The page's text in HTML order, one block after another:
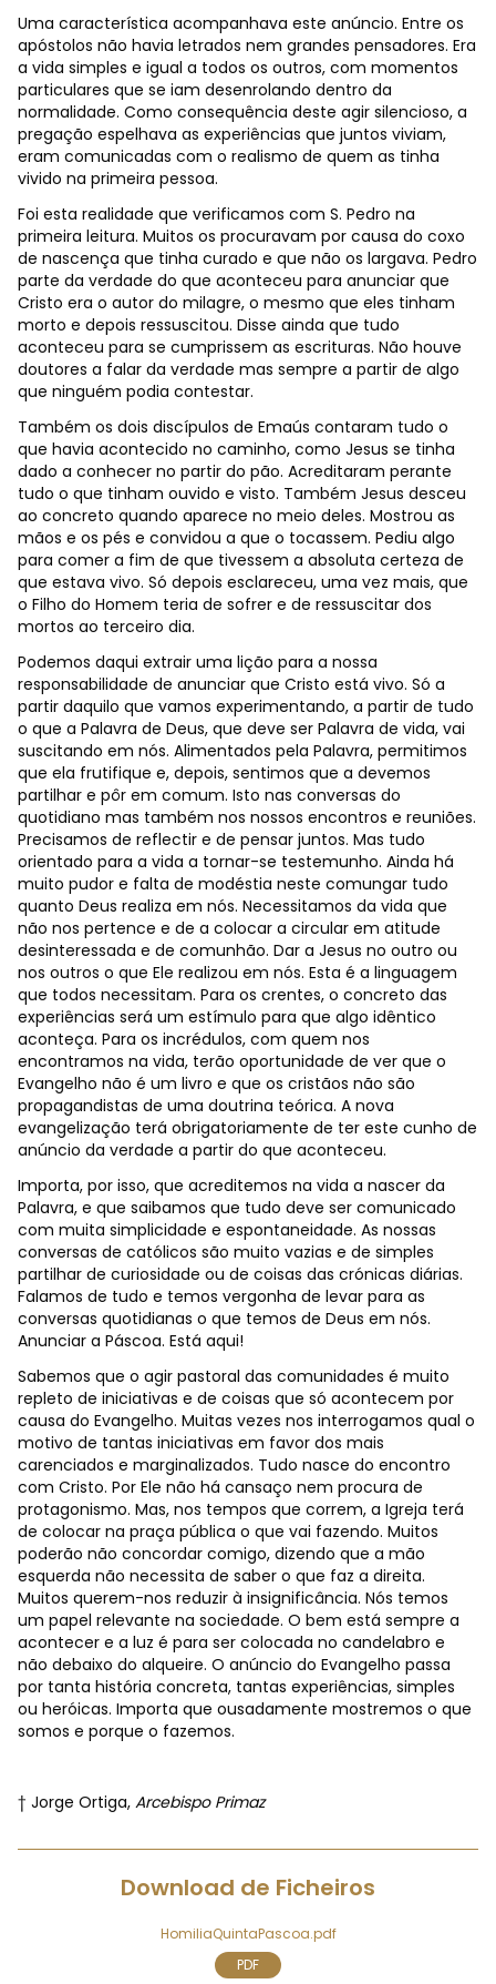
Uma característica acompanhava este anúncio. Entre os
apóstolos não havia letrados nem grandes pensadores. Era
a vida simples e igual a todos os outros, com momentos
particulares que se iam desenrolando dentro da
normalidade. Como consequência deste agir silencioso, a
pregação espelhava as experiências que juntos viviam,
eram comunicadas com o realismo de quem as tinha
vivido na primeira pessoa.
Foi esta realidade que verificamos com S. Pedro na
primeira leitura. Muitos os procuravam por causa do coxo
de nascença que tinha curado e que não os largava. Pedro
parte da verdade do que aconteceu para anunciar que
Cristo era o autor do milagre, o mesmo que eles tinham
morto e depois ressuscitou. Disse ainda que tudo
aconteceu para se cumprissem as escrituras. Não houve
doutores a falar da verdade mas sempre a partir de algo
que ninguém podia contestar.
Também os dois discípulos de Emaús contaram tudo o
que havia acontecido no caminho, como Jesus se tinha
dado a conhecer no partir do pão. Acreditaram perante
tudo o que tinham ouvido e visto. Também Jesus desceu
ao concreto quando aparece no meio deles. Mostrou as
mãos e os pés e convidou a que o tocassem. Pediu algo
para comer a fim de que tivessem a absoluta certeza de
que estava vivo. Só depois esclareceu, uma vez mais, que
o Filho do Homem teria de sofrer e de ressuscitar dos
mortos ao terceiro dia.
Podemos daqui extrair uma lição para a nossa
responsabilidade de anunciar que Cristo está vivo. Só a
partir daquilo que vamos experimentando, a partir de tudo
o que a Palavra de Deus, que deve ser Palavra de vida, vai
suscitando em nós. Alimentados pela Palavra, permitimos
que ela frutifique e, depois, sentimos que a devemos
partilhar e pôr em comum. Isto nas conversas do
quotidiano mas também nos nossos encontros e reuniões.
Precisamos de reflectir e de pensar juntos. Mas tudo
orientado para a vida a tornar-se testemunho. Ainda há
muito pudor e falta de modéstia neste comungar tudo
quanto Deus realiza em nós. Necessitamos da vida que
não nos pertence e de a colocar a circular em atitude
desinteressada e de comunhão. Dar a Jesus no outro ou
nos outros o que Ele realizou em nós. Esta é a linguagem
que todos necessitam. Para os crentes, o concreto das
experiências será um estímulo para que algo idêntico
aconteça. Para os incrédulos, com quem nos
encontramos na vida, terão oportunidade de ver que o
Evangelho não é um livro e que os cristãos não são
propagandistas de uma doutrina teórica. A nova
evangelização terá obrigatoriamente de ter este cunho de
anúncio da verdade a partir do que aconteceu.
Importa, por isso, que acreditemos na vida a nascer da
Palavra, e que saibamos que tudo deve ser comunicado
com muita simplicidade e espontaneidade. As nossas
conversas de católicos são muito vazias e de simples
partilhar de curiosidade ou de coisas das crónicas diárias.
Falamos de tudo e temos vergonha de levar para as
conversas quotidianas o que temos de Deus em nós.
Anunciar a Páscoa. Está aqui!
Sabemos que o agir pastoral das comunidades é muito
repleto de iniciativas e de coisas que só acontecem por
causa do Evangelho. Muitas vezes nos interrogamos qual o
motivo de tantas iniciativas em favor dos mais
carenciados e marginalizados. Tudo nasce do encontro
com Cristo. Por Ele não há cansaço nem procura de
protagonismo. Mas, nos tempos que correm, a Igreja terá
de colocar na praça pública o que vai fazendo. Muitos
poderão não concordar comigo, dizendo que a mão
esquerda não necessita de saber o que faz a direita.
Muitos querem-nos reduzir à insignificância. Nós temos
um papel relevante na sociedade. O bem está sempre a
acontecer e a luz é para ser colocada no candelabro e
não debaixo do alqueire. O anúncio do Evangelho passa
por tanta história concreta, tantas experiências, simples
ou heróicas. Importa que ousadamente mostremos o que
somos e porque o fazemos.
† Jorge Ortiga, Arcebispo Primaz
Download de Ficheiros
HomiliaQuintaPascoa.pdf
PDF